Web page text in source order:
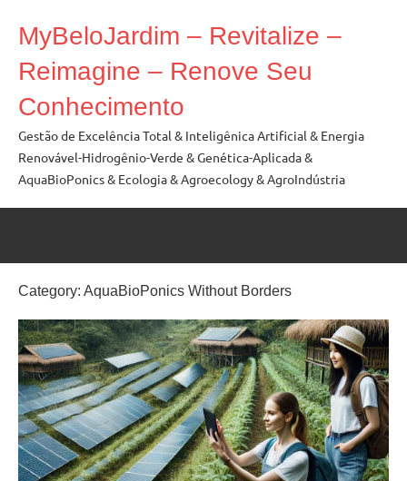
content
MyBeloJardim – Revitalize –
Reimagine – Renove Seu
Conhecimento
Gestão de Excelência Total & Inteligênica Artificial & Energia
Renovável-Hidrogênio-Verde & Genética-Aplicada &
AquaBioPonics & Ecologia & Agroecology & AgroIndústria
Category: AquaBioPonics Without Borders